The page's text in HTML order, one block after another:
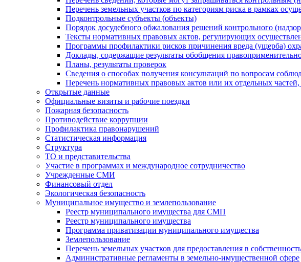
Перечень земельных участков по категориям риска в рамках
Подконтрольные субъекты (объекты)
Порядок досудебного обжалования решений контрольного
Тексты нормативных правовых актов, регулирующих
Программы профилактики рисков причинения вреда (ущерба)
Доклады, содержащие результаты обобщения
Планы, результаты проверок
Сведения о способах получения консультаций по вопросам
Перечень нормативных правовых актов или их отдельных
Открытые данные
Официальные визиты и рабочие поездки
Пожарная безопасность
Противодействие коррупции
Профилактика правонарушений
Статистическая информация
Структура
ТО и представительства
Участие в программах и международное сотрудничество
Учрежденные СМИ
Финансовый отдел
Экологическая безопасность
Муниципальное имущество и землепользование
Реестр муниципального имущества для СМП
Реестр муниципального имущества
Программа приватизации муниципального имущества
Землепользование
Перечень земельных участков для предоставления в
Административные регламенты в земельно-имущественной сфере